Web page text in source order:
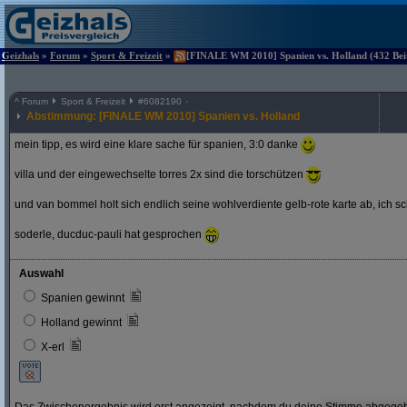
Geizhals » Forum » Sport & Freizeit » [FINALE WM 2010] Spanien vs. Holland (432
^ Forum Sport & Freizeit #6082190
Abstimmung: [FINALE WM 2010] Spanien vs. Holland
mein tipp, es wird eine klare sache für spanien, 3:0 danke
villa und der eingewechselte torres 2x sind die torschützen
und van bommel holt sich endlich seine wohlverdiente gelb-rote karte ab, ich
soderle, ducduc-pauli hat gesprochen
Auswahl
Spanien gewinnt
Holland gewinnt
X-erl